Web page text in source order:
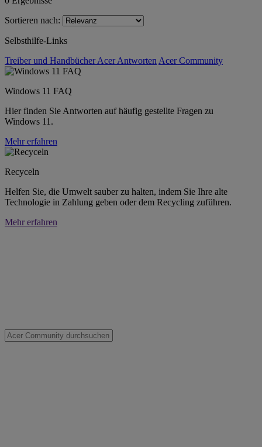
Sortieren nach:
Selbsthilfe-Links
Treiber und HandbücherAcer Antworten Acer Community
Windows 11 FAQ
Hier finden Sie Antworten auf häufig gestellte Fragen zu
Windows 11.
Mehr erfahren
Recyceln
Helfen Sie, die Umwelt sauber zu halten, indem Sie Ihre alte
Technologie in Zahlung geben oder dem Recycling zuführen.
Mehr erfahren